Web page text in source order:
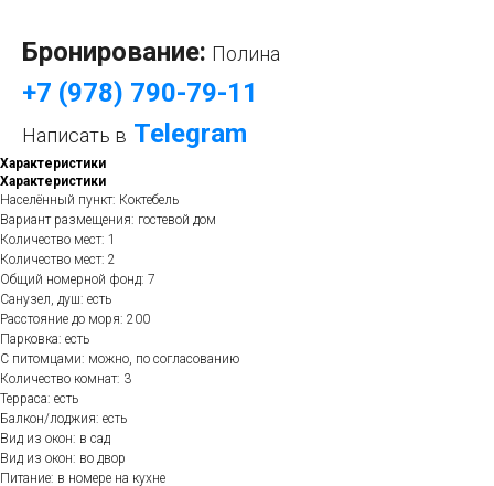
Бронирование: Полина
+7 (978) 790-79-11
Написать в Telegram
Характеристики
Характеристики
Населённый пункт: Коктебель
Вариант размещения: гостевой дом
Количество мест: 1
Количество мест: 2
Общий номерной фонд: 7
Санузел, душ: есть
Расстояние до моря: 200
Парковка: есть
С питомцами: можно, по согласованию
Количество комнат: 3
Терраса: есть
Балкон/лоджия: есть
Вид из окон: в сад
Вид из окон: во двор
Питание: в номере на кухне